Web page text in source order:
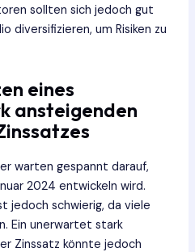
sollten sich jedoch gut
diversifizieren, um Risiken zu
eines
ansteigenden
warten gespannt darauf,
2024 entwickeln wird.
jedoch schwierig, da viele
Ein unerwartet stark
Zinssatz könnte jedoch